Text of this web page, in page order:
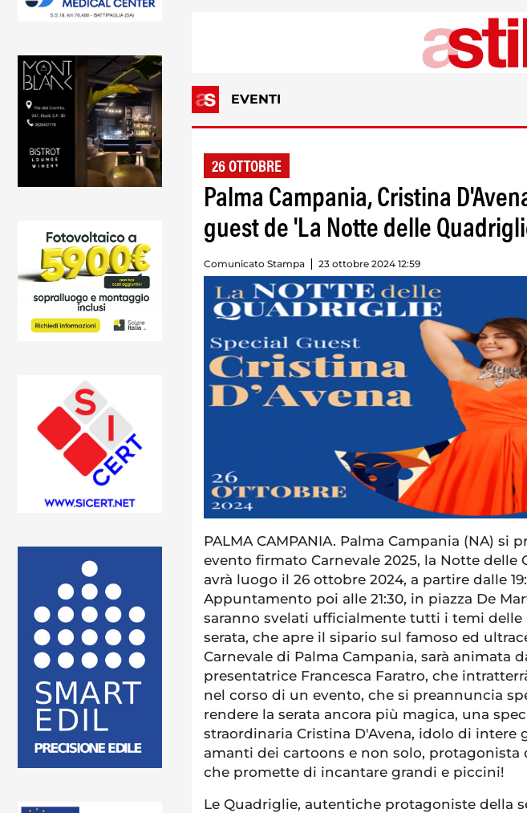
EVENTI
26 OTTOBRE
Palma Campania, Cristina
guest de 'La Notte delle
Comunicato Stampa 23 ottobre 2024 12:59
PALMA CAMPANIA. Palma Campania (NA) si
evento firmato Carnevale 2025, la Notte delle
avrà luogo il 26 ottobre 2024, a partire dalle
Appuntamento poi alle 21:30, in piazza De
saranno svelati ufficialmente tutti i temi delle
serata, che apre il sipario sul famoso ed
Carnevale di Palma Campania, sarà animata
presentatrice Francesca Faratro, che
nel corso di un evento, che si preannuncia
rendere la serata ancora più magica, una
straordinaria Cristina D'Avena, idolo di intere
amanti dei cartoons e non solo, protagonista
che promette di incantare grandi e piccini!
Le Quadriglie, autentiche protagoniste della